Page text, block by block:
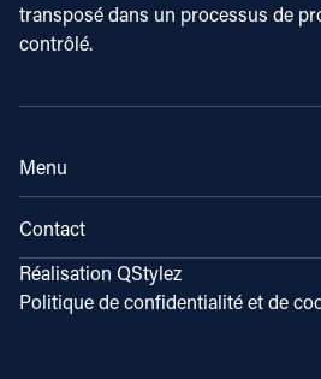
transposé dans un processus de
contrôlé.
Menu
Marchés
Notre histoire
Connaissances et Inspiration
Contact
Rue Hyacinthe 16
1131 HW Volendam
Réalisation QStylez
Politique de confidentialité et de